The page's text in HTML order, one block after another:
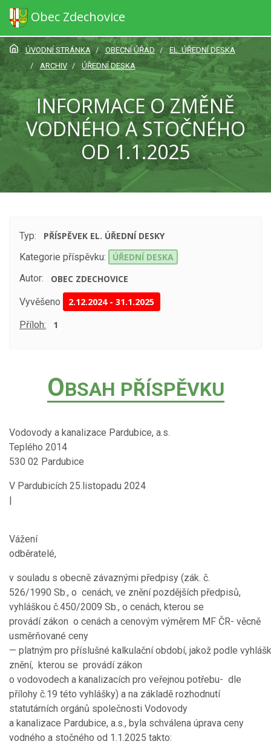
Obec Zdechovice
ÚVODNÍ STRÁNKA OBECNÍ ÚŘAD
EL. ÚŘEDNÍ DESKA
ARCHIV
ÚŘEDNÍ DESKA
INFORMACE O ZMĚNĚ
VODNÉHO A STOČNÉHO
OD 1.1.2025
Typ:
PŘÍSPĚVEK EL. ÚŘEDNÍ DESKY
Kategorie příspěvku:
ÚŘEDNÍ DESKA
Autor:
OBEC ZDECHOVICE
Vyvěšeno 2.12.2024-31.1.2025
Příloh: 1
OBSAH PŘÍSPĚVKU
Vodovody a kanalizace Pardubice, a.s.
Teplého 2014
530 02 Pardubice
V Pardubicích 25.listopadu 2024
|
Vážení
odběratelé,
v souladu s obecně závaznými předpisy (zák. č.
526/1990 Sb., o cenách, ve znění pozdějších předpisů,
vyhláškou č.450/2009 Sb., o cenách, kterou se
provádí zákon o cenách a cenovým výměrem MF ČR- věcně
usměrňované ceny
— platným pro příslušné kalkulační období, jakož podle
znění, kterou se provádí zákon
o vodovodech a kanalizacích pro veřejnou potřebu- dle
přílohy č.19 této vyhlášky) a na základě rozhodnutí
statutárních orgánů společnosti Vodovody
a kanalizace Pardubice, a.s., byla schválena úprava ceny
vodného a stočného od 1.1.2025 takto: